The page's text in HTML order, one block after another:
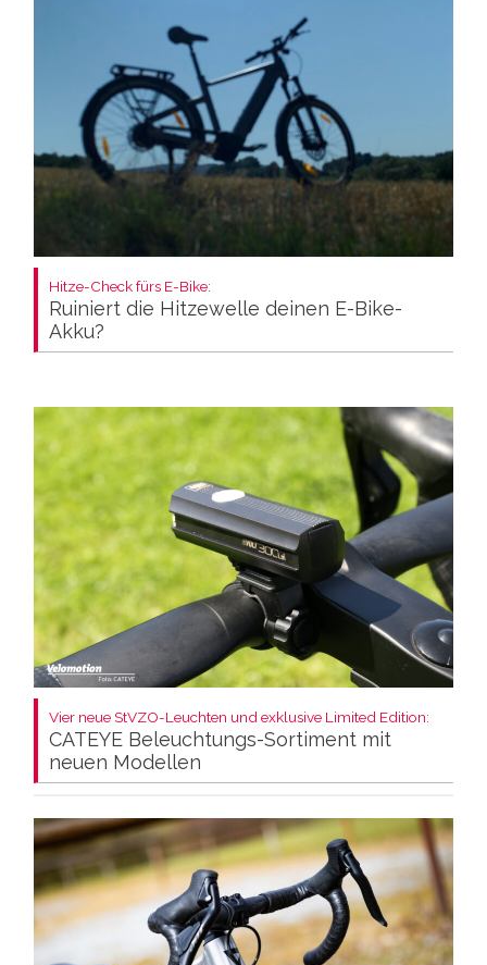
Hitze-Check fürs E-Bike:
Ruiniert die Hitzewelle deinen E-Bike-
Akku?
Vier neue StVZO-Leuchten und exklusive Limited Edition:
CATEYE Beleuchtungs-Sortiment mit
neuen Modellen